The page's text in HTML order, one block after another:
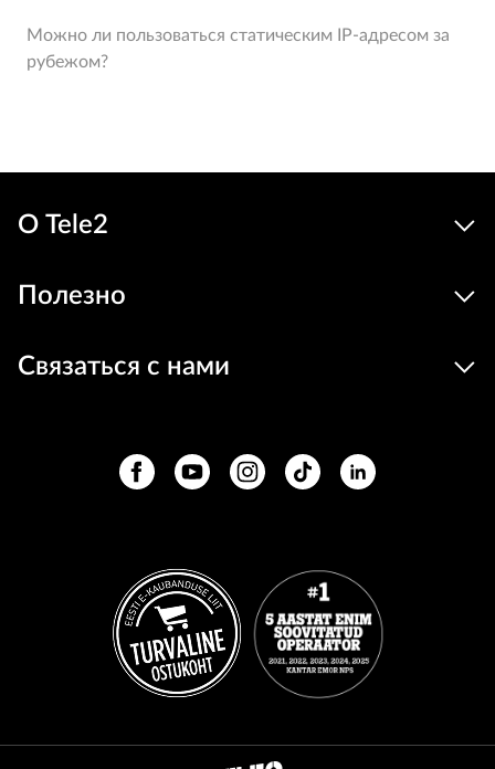
Можно ли пользоваться статическим IP-адресом за
рубежом?
О Tele2
Полезно
Связаться с нами